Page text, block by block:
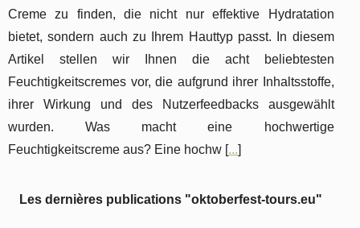
Creme zu finden, die nicht nur effektive Hydratation
bietet, sondern auch zu Ihrem Hauttyp passt. In diesem
Artikel stellen wir Ihnen die acht beliebtesten
Feuchtigkeitscremes vor, die aufgrund ihrer Inhaltsstoffe,
ihrer Wirkung und des Nutzerfeedbacks ausgewählt
wurden. Was macht eine hochwertige
Feuchtigkeitscreme aus? Eine hochw [...]
Les dernières publications "oktoberfest-tours.eu"